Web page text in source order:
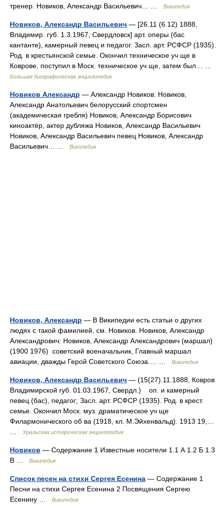
тренер. Новиков, Александр Васильевич… …
Википедия
Новиков, Александр Васильевич — [26.11 (6.12) 1888,
Владимир. губ. 1.3.1967, Свердловск] арт. оперы (бас
кантанте), камерный певец и педагог. Засл. арт. РСФСР (1935).
Род. в крестьянской семье. Окончил техническое уч ще в
Коврове, поступил в Моск. техническое уч ще, затем был… …
Большая биографическая энциклопедия
Новиков Александр — Александр Новиков: Новиков,
Александр Анатольевич белорусский спортсмен
(академическая гребля) Новиков, Александр Борисович
киноактёр, актер дубляжа Новиков, Александр Васильевич
Новиков, Александр Васильевич певец Новиков, Александр
Васильевич… …
Википедия
Новиков, Александр — В Википедии есть статьи о других
людях с такой фамилией, см. Новиков. Новиков, Александр
Александрович: Новиков, Александр Александрович (маршал)
(1900 1976) советский военачальник, Главный маршал
авиации, дважды Герой Советского Союза.… …
Википедия
Новиков, Александр Васильевич — (15(27).11.1888, Ковров
Владимирской губ. 01.03.1967, Свердл.) оп. и камерный
певец (бас), педагог; Засл. арт. РСФСР (1935). Род. в крест.
семье. Окончил Моск. муз. драматическое уч ще
Филармонического об ва (1918, кл. М.Эйхенвальд). 1913 19,…
Уральская историческая энциклопедия
Новиков — Содержание 1 Известные носители 1.1 А 1.2 Б 1.3
В …
Википедия
Список песен на стихи Сергея Есенина — Содержание 1
Песни на стихи Сергея Есенина 2 Посвящения Сергею
Есенину …
Википедия